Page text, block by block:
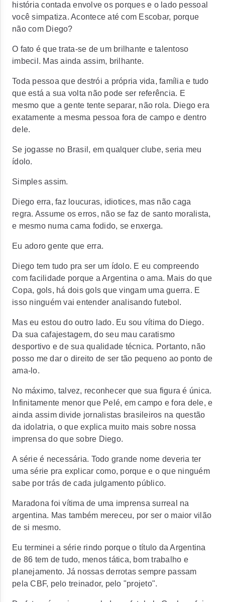
história contada envolve os porques e o lado pessoal
você simpatiza. Acontece até com Escobar, porque
não com Diego?
O fato é que trata-se de um brilhante e talentoso
imbecil. Mas ainda assim, brilhante.
Toda pessoa que destrói a própria vida, família e tudo
que está a sua volta não pode ser referência. E
mesmo que a gente tente separar, não rola. Diego era
exatamente a mesma pessoa fora de campo e dentro
dele.
Se jogasse no Brasil, em qualquer clube, seria meu
ídolo.
Simples assim.
Diego erra, faz loucuras, idiotices, mas não caga
regra. Assume os erros, não se faz de santo moralista,
e mesmo numa cama fodido, se enxerga.
Eu adoro gente que erra.
Diego tem tudo pra ser um ídolo. E eu compreendo
com facilidade porque a Argentina o ama. Mais do que
Copa, gols, há dois gols que vingam uma guerra. E
isso ninguém vai entender analisando futebol.
Mas eu estou do outro lado. Eu sou vítima do Diego.
Da sua cafajestagem, do seu mau caratismo
desportivo e de sua qualidade técnica. Portanto, não
posso me dar o direito de ser tão pequeno ao ponto de
ama-lo.
No máximo, talvez, reconhecer que sua figura é única.
Infinitamente menor que Pelé, em campo e fora dele, e
ainda assim divide jornalistas brasileiros na questão
da idolatria, o que explica muito mais sobre nossa
imprensa do que sobre Diego.
A série é necessária. Todo grande nome deveria ter
uma série pra explicar como, porque e o que ninguém
sabe por trás de cada julgamento público.
Maradona foi vítima de uma imprensa surreal na
argentina. Mas também mereceu, por ser o maior vilão
de si mesmo.
Eu terminei a série rindo porque o título da Argentina
de 86 tem de tudo, menos tática, bom trabalho e
planejamento. Já nossas derrotas sempre passam
pela CBF, pelo treinador, pelo "projeto".